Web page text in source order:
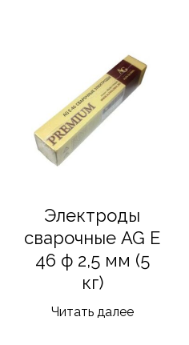
Электроды
сварочные AG E
46 ф 2,5 мм (5
кг)
Читать далее